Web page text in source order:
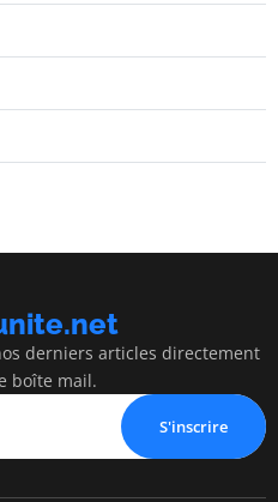
derniers articles directement
boîte mail.
S'inscrire